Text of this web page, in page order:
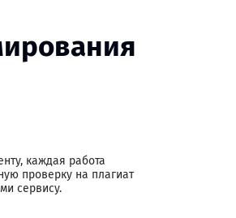
каждая работа
проверку на плагиат
сервису.